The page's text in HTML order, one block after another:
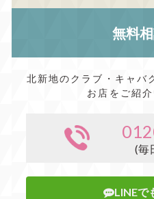
無料
北新地のクラブ・キャバ
お店をご紹
(毎
LINEで